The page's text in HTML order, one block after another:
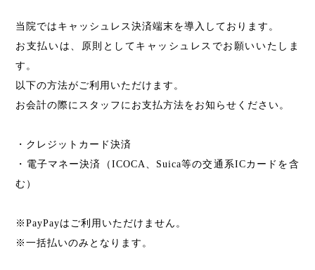
当院ではキャッシュレス決済端末を導入しております。
お支払いは、原則としてキャッシュレスでお願いいたしま
す。
以下の方法がご利用いただけます。
お会計の際にスタッフにお支払方法をお知らせください。
・クレジットカード決済
・電子マネー決済（ICOCA、Suica等の交通系ICカードを含
む）
※PayPayはご利用いただけません。
※一括払いのみとなります。